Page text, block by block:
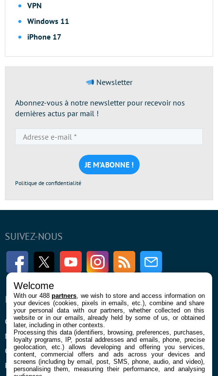
VPN
Windows 11
iPhone 17
Newsletter
Abonnez-vous à notre newsletter pour recevoir nos
dernières actus par mail !
e-
mail
*
Politique de confidentialité
SUIVEZ-NOUS
FacebookTwitter Youtube InstagramRSS Newsletter
ENTREPRISE
Qui sommes nous
Mentions légales et CGU
Confidentialité et Cookies
Préférences cookies
À PROPOS
La rédaction
Contact
Welcome
With our 488partners , we wish to store and access information on
your devices (cookies, pixels in emails, etc.), combine and share
your personal data with our partners, whether collected on this
website or in our emails, already held by some of us, or obtained
later, including in other contexts.
Processing this data (identifiers, browsing, preferences, purchases,
loyalty programs, IP, postal addresses and emails, phone, precise
geolocation, etc.) allows developing and offering you services,
content, commercial offers and ads across your devices and
screens (including by email, post, SMS, phone, audio, and video),
personalising them, measuring their performance, and analysing